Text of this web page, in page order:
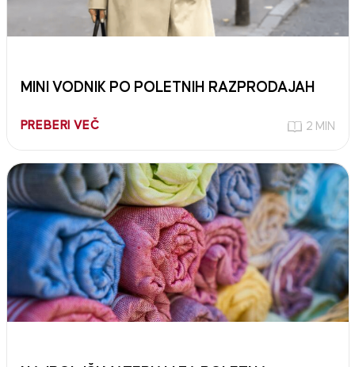
MINI VODNIK PO POLETNIH RAZPRODAJAH
PREBERI VEČ 2 MIN